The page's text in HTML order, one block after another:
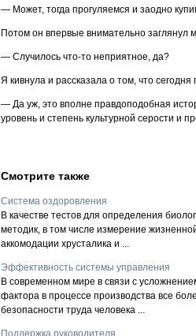
— Может, тогда прогуляемся и заодно
Потом он впервые внимательно заглянул
— Случилось что-то неприятное, да?
Я кивнула и рассказала о том, что
— Да уж, это вполне правдоподобная
уровень и степень культурной серости и
Смотрите также
Система оздоровления
В качестве тестов для определения
методик, в том числе измерение
аккомодации хрусталика и ...
Эффективность системы управления
В современном мире в связи с
фактора в процессе производства все
безопасности труда человека ...
Поддержка руководителя